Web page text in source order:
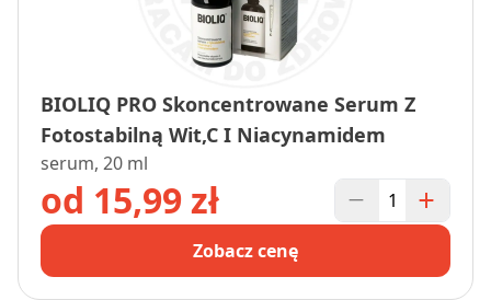
BIOLIQ PRO Skoncentrowane Serum Z
Fotostabilną Wit,C I Niacynamidem
serum, 20 ml
od 15,99 zł
Zobacz cenę